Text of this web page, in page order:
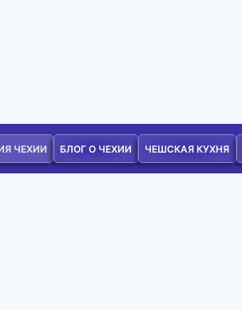
ЧЕХИИ БЛОГ О ЧЕХИИ ЧЕШСКАЯ КУХНЯ